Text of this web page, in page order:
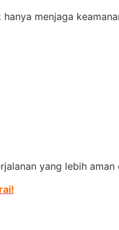
menjaga
yang lebih aman